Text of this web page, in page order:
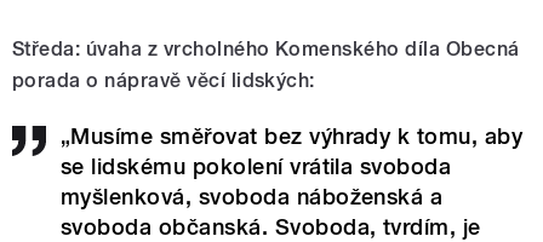
Středa: úvaha z vrcholného Komenského díla Obecná
porada o nápravě věcí lidských:
„Musíme směřovat bez výhrady k tomu, aby
se lidskému pokolení vrátila svoboda
myšlenková, svoboda náboženská a
svoboda občanská. Svoboda, tvrdím, je